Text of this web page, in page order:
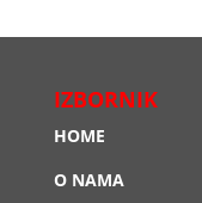
IZBORNIK
HOME
O NAMA